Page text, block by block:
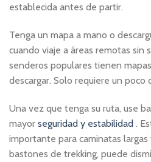
establecida antes de partir.
Tenga un mapa a mano o
cuando viaje a áreas remotas sin
senderos populares tienen
descargar. Solo requiere un poco
Una vez que tenga su ruta, use
mayor seguridad y estabilidad .
importante para caminatas largas
bastones de trekking, puede